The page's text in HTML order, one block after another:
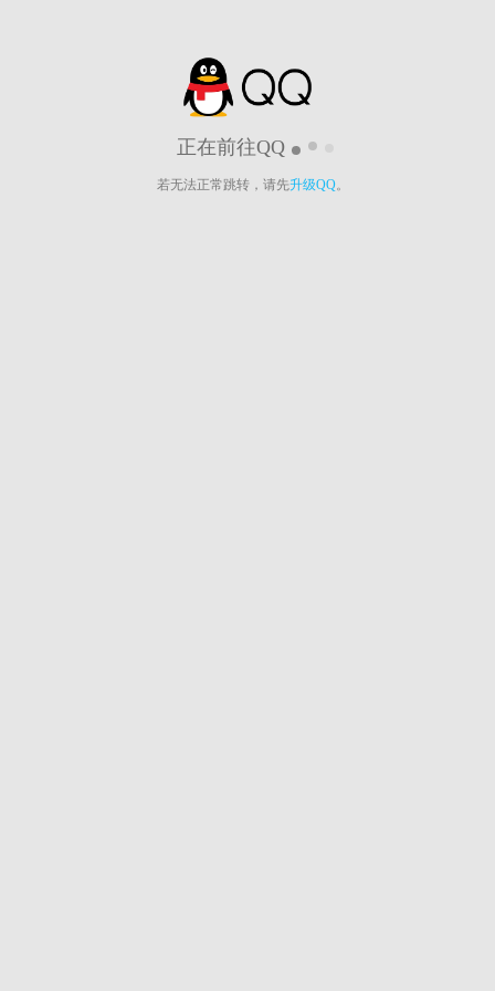
正在前往QQ
若无法正常跳转，请先升级QQ。